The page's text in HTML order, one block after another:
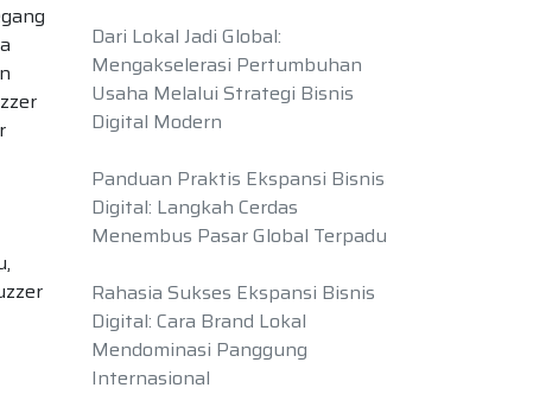
Dari Lokal Jadi Global:
Mengakselerasi Pertumbuhan
Usaha Melalui Strategi Bisnis
Digital Modern
Panduan Praktis Ekspansi Bisnis
Digital: Langkah Cerdas
Menembus Pasar Global Terpadu
Rahasia Sukses Ekspansi Bisnis
Digital: Cara Brand Lokal
Mendominasi Panggung
Internasional